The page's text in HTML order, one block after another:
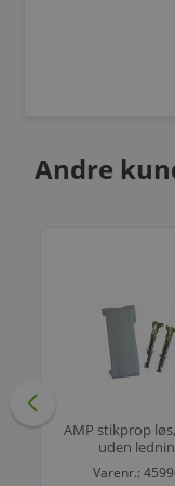
Andre
AMP stikprop
uden
Varenr.: